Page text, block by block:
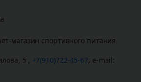
магазин спортивного питания
5 , +7(910)722-45-67, e-mail: